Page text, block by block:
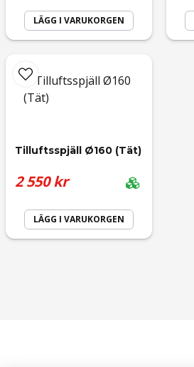
Skicka fråga
LÄGG I VARUKORGEN
Tilluftsspjäll Ø160 (Tät)
2 550 kr
LÄGG I VARUKORGEN